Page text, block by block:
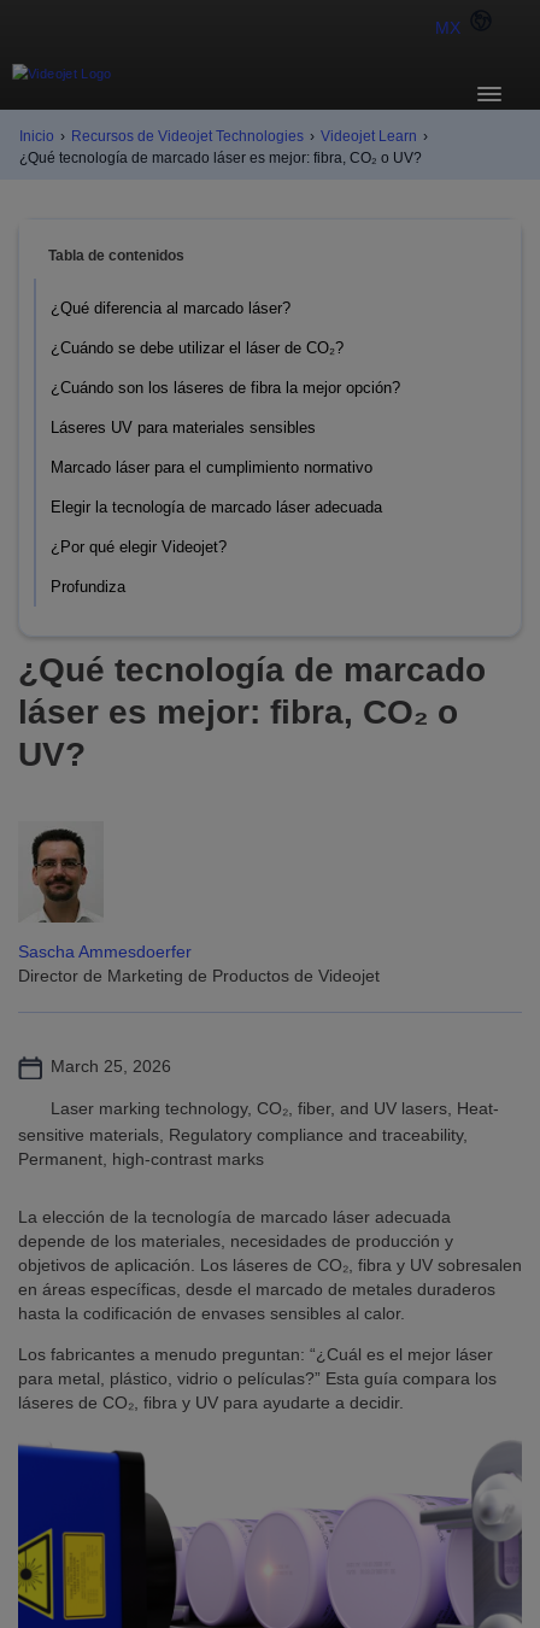
MX
Inicio › Recursos de Videojet Technologies › Videojet Learn ›
¿Qué tecnología de marcado láser es mejor: fibra, CO₂ o UV?
Tabla de contenidos
¿Qué diferencia al marcado láser?
¿Cuándo se debe utilizar el láser de CO₂?
¿Cuándo son los láseres de fibra la mejor opción?
Láseres UV para materiales sensibles
Marcado láser para el cumplimiento normativo
Elegir la tecnología de marcado láser adecuada
¿Por qué elegir Videojet?
Profundiza
¿Qué tecnología de marcado
láser es mejor: fibra, CO₂ o
UV?
Sascha Ammesdoerfer
Director de Marketing de Productos de Videojet
March 25, 2026
Laser marking technology, CO₂, fiber, and UV lasers, Heat-
sensitive materials, Regulatory compliance and traceability,
Permanent, high-contrast marks
La elección de la tecnología de marcado láser adecuada
depende de los materiales, necesidades de producción y
objetivos de aplicación. Los láseres de CO₂, fibra y UV sobresalen
en áreas específicas, desde el marcado de metales duraderos
hasta la codificación de envases sensibles al calor.
Los fabricantes a menudo preguntan: “¿Cuál es el mejor láser
para metal, plástico, vidrio o películas?” Esta guía compara los
láseres de CO₂, fibra y UV para ayudarte a decidir.